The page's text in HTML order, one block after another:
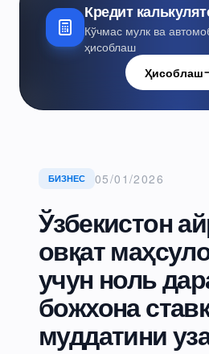
Кредит
Кўчмас мулк ва
ҳисоблаш
Ҳисоблаш
БИЗНЕС 05/01/2026
Ўзбекистон
овқат
учун ноль
божхона
муддатини